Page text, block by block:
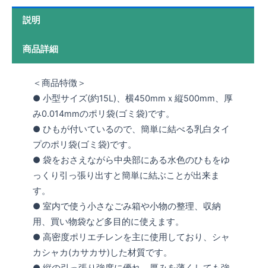
説明
商品詳細
＜商品特徴＞
● 小型サイズ(約15L)、横450mmｘ縦500mm、厚
み0.014mmのポリ袋(ゴミ袋)です。
● ひもが付いているので、簡単に結べる乳白タイ
プのポリ袋(ゴミ袋)です。
● 袋をおさえながら中央部にある水色のひもをゆ
っくり引っ張り出すと簡単に結ぶことが出来ま
す。
● 室内で使う小さなごみ箱や小物の整理、収納
用、買い物袋など多目的に使えます。
● 高密度ポリエチレンを主に使用しており、シャ
カシャカ(カサカサ)した材質です。